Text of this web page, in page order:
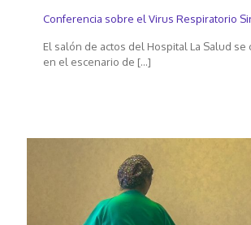
Conferencia sobre el Virus Respiratorio
El salón de actos del Hospital La Salud se
en el escenario de […]